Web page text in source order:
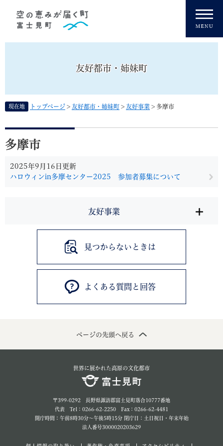
友好都市・姉妹町
現在地 トップページ > 友好都市・姉妹町 > 友好事業 > 多摩市
本
文
多摩市
2025年9月16日更新
ハロウィンin多摩センター2025 参加者募集について
友好事業
見つからないときは
よくある質問と回答
ページの先頭へ戻る
世界に展かれた高原の文化都市
〒399-0292 長野県諏訪郡富士見町落合10777番地
代表 Tel：0266-62-2250 Fax：0266-62-4481
開庁時間：午前8時30分～午後5時15分 閉庁日：土日祝日・年末年始
法人番号3000020203629